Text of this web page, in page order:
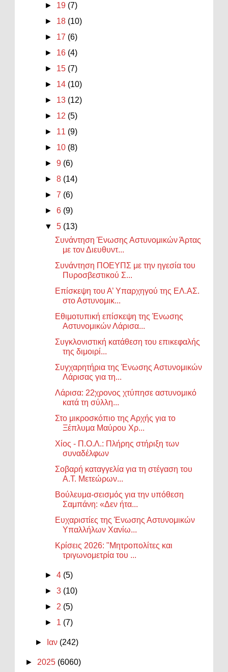
► 19 (7)
► 18 (10)
► 17 (6)
► 16 (4)
► 15 (7)
► 14 (10)
► 13 (12)
► 12 (5)
► 11 (9)
► 10 (8)
►9 (6)
►8 (14)
►7 (6)
►6 (9)
▼5 (13)
Συνάντηση Ένωσης Αστυνομικών Άρτας
με τον Διευθυντ...
Συνάντηση ΠΟΕΥΠΣ με την ηγεσία του
Πυροσβεστικού Σ...
Επίσκεψη του Α’ Υπαρχηγού της ΕΛ.ΑΣ.
στο Αστυνομικ...
Εθιμοτυπική επίσκεψη της Ένωσης
Αστυνομικών Λάρισα...
Συγκλονιστική κατάθεση του επικεφαλής
της διμοιρί...
Συγχαρητήρια της Ένωσης Αστυνομικών
Λάρισας για τη...
Λάρισα: 22χρονος χτύπησε αστυνομικό
κατά τη σύλλη...
Στο μικροσκόπιο της Αρχής για το
Ξέπλυμα Μαύρου Χρ...
Χίος - Π.Ο.Λ.: Πλήρης στήριξη των
συναδέλφων
Σοβαρή καταγγελία για τη στέγαση του
Α.Τ. Μετεώρων...
Βούλευμα-σεισμός για την υπόθεση
Σαμπάνη: «Δεν ήτα...
Ευχαριστίες της Ένωσης Αστυνομικών
Υπαλλήλων Χανίω...
Κρίσεις 2026: "Μητροπολίτες και
τριγωνομετρία του ...
►4 (5)
►3 (10)
► 2 (5)
► 1 (7)
► Ιαν (242)
► 2025 (6060)